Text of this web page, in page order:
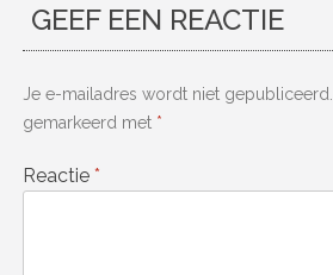
GEEF EEN REACTIE
Je e-mailadres wordt niet gepubliceerd.
gemarkeerd met *
Reactie *